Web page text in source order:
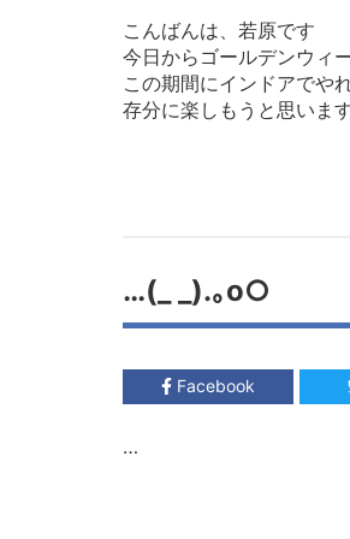
こんばんは、若原です
今日からゴールデンウィ
この期間にインドアでや
存分に楽しもうと思います
…(_ _).｡o○
Facebook
…